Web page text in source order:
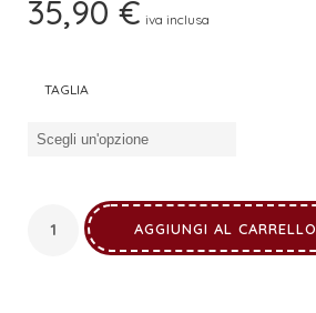
35,90 € iva inclusa
TAGLIA
AGGIUNGI AL CARRELLO